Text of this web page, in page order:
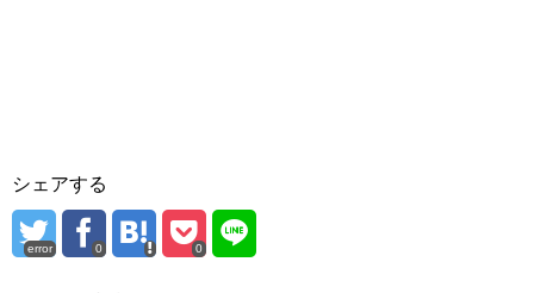
シェアする
error 0 0